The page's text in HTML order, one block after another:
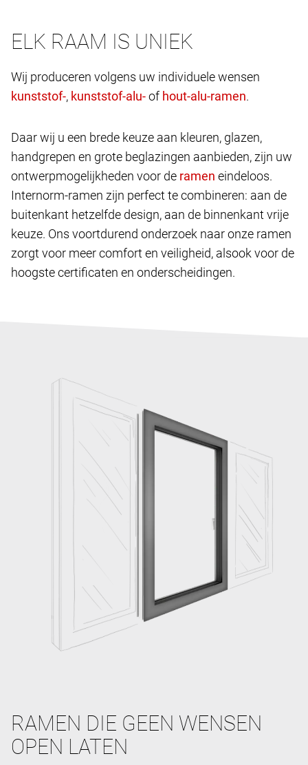
ELK RAAM IS UNIEK
Wij produceren volgens uw individuele wensen
,
of .
Daar wij u een brede keuze aan kleuren, glazen,
handgrepen en grote beglazingen aanbieden, zijn uw
ontwerpmogelijkheden voor de
eindeloos.
Internorm-ramen zijn perfect te combineren: aan de
buitenkant hetzelfde design, aan de binnenkant vrije
keuze. Ons voortdurend onderzoek naar onze ramen
zorgt voor meer comfort en veiligheid, alsook voor de
hoogste certificaten en onderscheidingen.
RAMEN DIE GEEN WENSEN
OPEN LATEN